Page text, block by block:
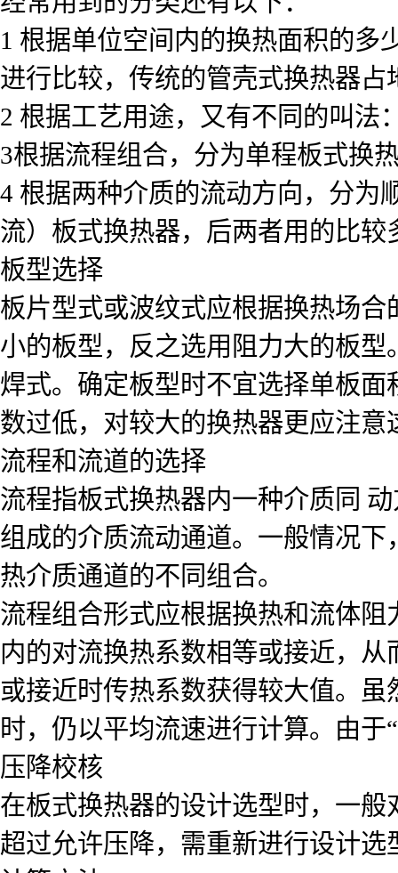
1 根据单位空间内的换热面积的多
进行比较，传统的管壳式换热器占
2 根据工艺用途，又有不同的叫法
3根据流程组合，分为单程板式换
4 根据两种介质的流动方向，分为
流）板式换热器，后两者用的比较
板型选择
板片型式或波纹式应根据换热场
小的板型，反之选用阻力大的板
焊式。确定板型时不宜选择单板
数过低，对较大的换热器更应注意
流程和流道的选择
流程指板式换热器内一种介质同
组成的介质流动通道。一般情况
热介质通道的不同组合。
流程组合形式应根据换热和流体
内的对流换热系数相等或接近，
或接近时传热系数获得较大值。
时，仍以平均流速进行计算。由
压降校核
在板式换热器的设计选型时，一
超过允许压降，需重新进行设计